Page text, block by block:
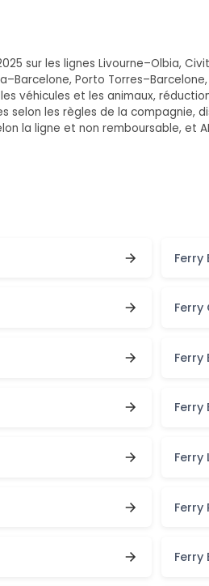
sur les lignes Livourne–Olbia,
Porto
et les animaux,
les règles de la compagnie,
la ligne et non remboursable, et
Ferry
Ferry
Ferry